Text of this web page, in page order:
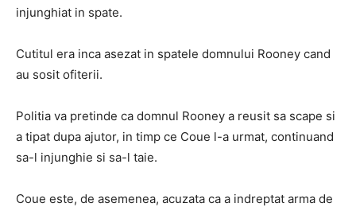
injunghiat in spate.
Cutitul era inca asezat in spatele domnului Rooney cand
au sosit ofiterii.
Politia va pretinde ca domnul Rooney a reusit sa scape si
a tipat dupa ajutor, in timp ce Coue l-a urmat, continuand
sa-l injunghie si sa-l taie.
Coue este, de asemenea, acuzata ca a indreptat arma de